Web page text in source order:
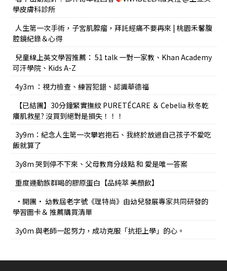
學皮膚科診所
人生第一次手術，子宮肌腺瘤，拜託經痛不要再來 | 桃園禾馨腹
腔鏡紀錄＆心得
兒童線上英文學習推薦： 51 talk 一對一家教、Khan Academy
可汗學院、Kids A-Z
4y3m ：視力檢查、練習犯錯、認識華德福
【已結團】30分鐘緊實撫紋 PURETÉCARE ＆ Cebelia 秋冬乾
癢肌救星? 沒買到絕對是損失！！！
3y9m：紀念人生第一次攀岩抱石、我終於放過自己孩子不愛吃
飯就算了
3y8m 哭到停不下來、父母教育分歧點 和 愛是唯一答案
重度運動族群喝的膠原蛋白【品純萃 美顏飲】
•開團• 幼教屆老字號《理特尚》由幼兒發展專家共同研發的
學習圖卡＆ 推薦購買清單
3y0m 與老師一起努力，成功克服「抗拒上學」的心。